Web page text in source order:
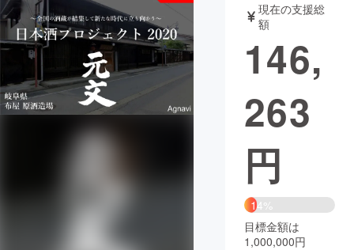
テクノロジー・ガジェット ゲーム・サ
映像・映画 書籍・雑誌
ビジネス・起業 チャレンジ
CAMPFIRE Creation
コミュニティ
現在の支援総
額
146,
263
円
14%
目標金額は
1,000,000円